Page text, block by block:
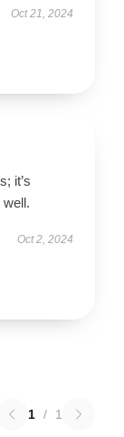
Oct 21, 2024
it’s
Oct 2, 2024
1 / 1